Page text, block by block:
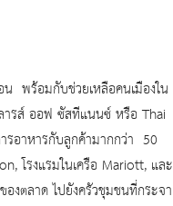
น พร้อมกับช่วยเหลือคนเมืองใน
ลารส์ ออฟ ซัสทีแนนซ์ หรือThai
รอาหารกับลูกค้ามากกว่า 50
โรงแรมในเครือ Mariott, และ
องตลาด ไปยังครัวชุมชนที่กระจา